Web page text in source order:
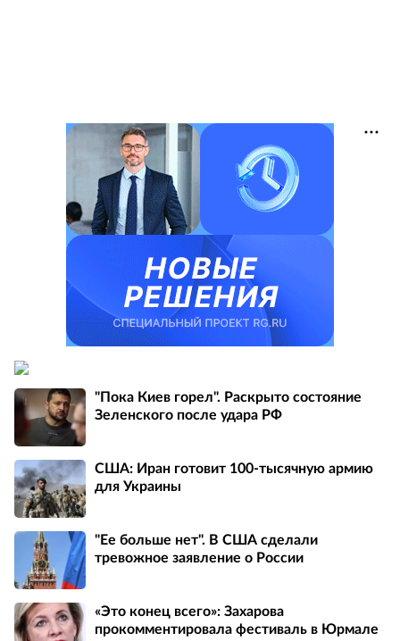
"Пока Киев горел". Раскрыто состояние
Зеленского после удара РФ
США: Иран готовит 100-тысячную армию
для Украины
"Ее больше нет". В США сделали
тревожное заявление о России
«Это конец всего»: Захарова
прокомментировала фестиваль в Юрмале